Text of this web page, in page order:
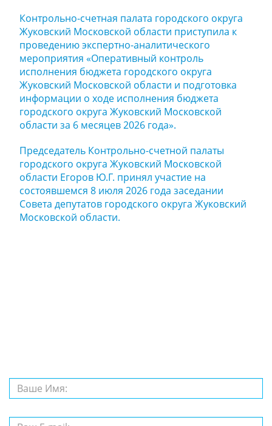
Контрольно-счетная палата городского округа
Жуковский Московской области приступила к
проведению экспертно-аналитического
мероприятия «Оперативный контроль
исполнения бюджета городского округа
Жуковский Московской области и подготовка
информации о ходе исполнения бюджета
городского округа Жуковский Московской
области за 6 месяцев 2026 года».
Председатель Контрольно-счетной палаты
городского округа Жуковский Московской
области Егоров Ю.Г. принял участие на
состоявшемся 8 июля 2026 года заседании
Совета депутатов городского округа Жуковский
Московской области.